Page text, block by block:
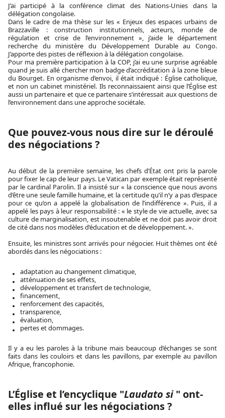
J’ai participé à la conférence climat des Nations-Unies dans la
délégation congolaise.
Dans le cadre de ma thèse sur les « Enjeux des espaces urbains de
Brazzaville : construction institutionnels, acteurs, monde de
régulation et crise de l’environnement », j’aide le département
recherche du ministère du Développement Durable au Congo.
J’apporte des pistes de réflexion à la délégation congolaise.
Pour ma première participation à la COP, j’ai eu une surprise agréable
quand je suis allé chercher mon badge d’accréditation à la zone bleue
du Bourget. En organisme d’envoi, il était indiqué : Église catholique,
et non un cabinet ministériel. Ils reconnaissaient ainsi que l’Église est
aussi un partenaire et que ce partenaire s’intéressait aux questions de
l’environnement dans une approche sociétale.
Que pouvez-vous nous dire sur le déroulé
des négociations ?
Au début de la première semaine, les chefs d’État ont pris la parole
pour fixer le cap de leur pays. Le Vatican par exemple était représenté
par le cardinal Parolin. Il a insisté sur « la conscience que nous avons
d’être une seule famille humaine, et la certitude qu’il n’y a pas d’espace
pour ce qu’on a appelé la globalisation de l’indifférence ». Puis, il a
appelé les pays à leur responsabilité : « le style de vie actuelle, avec sa
culture de marginalisation, est insoutenable et ne doit pas avoir droit
de cité dans nos modèles d’éducation et de développement. ».
Ensuite, les ministres sont arrivés pour négocier. Huit thèmes ont été
abordés dans les négociations :
adaptation au changement climatique,
atténuation de ses effets,
développement et transfert de technologie,
financement,
renforcement des capacités,
transparence,
évaluation,
pertes et dommages.
Il y a eu les paroles à la tribune mais beaucoup d’échanges se sont
faits dans les couloirs et dans les pavillons, par exemple au pavillon
Afrique, francophonie.
L’Église et l’encyclique "Laudato si" ont-
elles influé sur les négociations ?